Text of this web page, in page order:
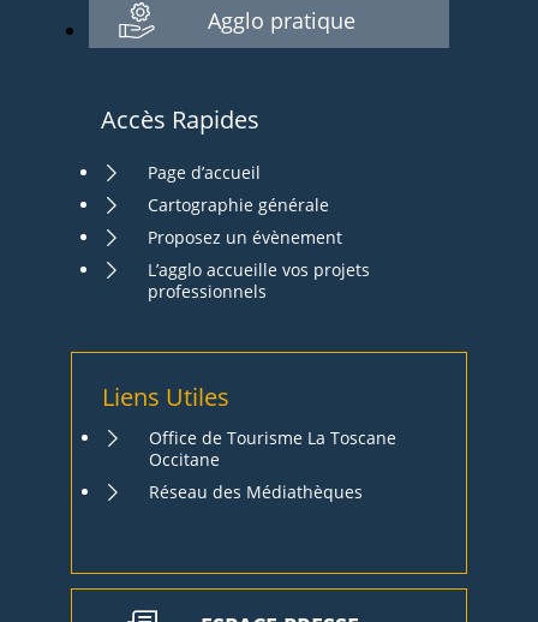
Agglo pratique
Accès Rapides
Page d’accueil
Cartographie générale
Proposez un évènement
L’agglo accueille vos projets
professionnels
Liens Utiles
Office de Tourisme La Toscane
Occitane
Réseau des Médiathèques